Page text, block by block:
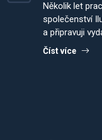
Několik let
společenství
a připravuji
Číst více